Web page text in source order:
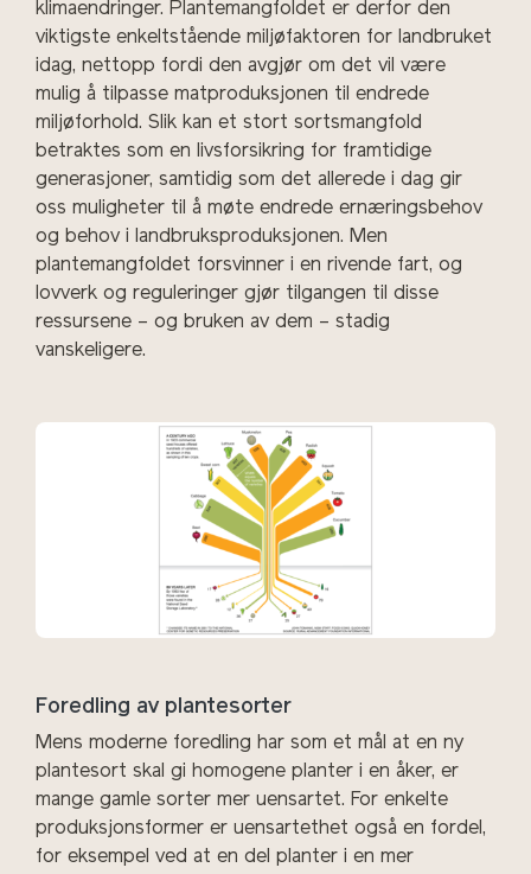
klimaendringer. Plantemangfoldet er derfor den
viktigste enkeltstående miljøfaktoren for landbruket
idag, nettopp fordi den avgjør om det vil være
mulig å tilpasse matproduksjonen til endrede
miljøforhold. Slik kan et stort sortsmangfold
betraktes som en livsforsikring for framtidige
generasjoner, samtidig som det allerede i dag gir
oss muligheter til å møte endrede ernæringsbehov
og behov i landbruksproduksjonen. Men
plantemangfoldet forsvinner i en rivende fart, og
lovverk og reguleringer gjør tilgangen til disse
ressursene – og bruken av dem – stadig
vanskeligere.
Foredling av plantesorter
Mens moderne foredling har som et mål at en ny
plantesort skal gi homogene planter i en åker, er
mange gamle sorter mer uensartet. For enkelte
produksjonsformer er uensartethet også en fordel,
for eksempel ved at en del planter i en mer